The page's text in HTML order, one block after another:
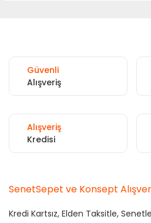
Güvenli
Alışveriş
Alışveriş
Kredisi
SenetSepet ve Konsept
Kredi Kartsız, Elden Taksitle,